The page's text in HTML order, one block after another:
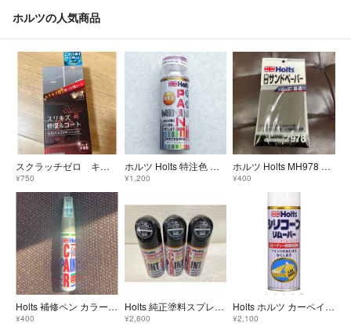
ホルツの人気商品
スクラッチゼロ キズ修復 ホルツ 車 擦り傷 修復 コート
¥750
ホルツ Holts 特注色 スプレー塗料 ホンダ ビート フェスティバルレッド
¥1,200
ホルツ Holts MH978 耐水サンドペーパー 93x114mm6P
¥400
Holts 補修ペン カラータッチ トヨタ T-48 583シャンパンメタリック
¥400
Holts 純正塗料スプレー カーペイント トヨタ車用 205 ブラックM
¥2,800
Holts ホルツ カーペイント シリコンリムーバー300 脱脂洗浄剤 300m
¥2,100